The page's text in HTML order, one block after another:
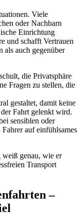
Viele
oder Nachbarn
Einrichtung
und schafft Vertrauen
als auch gegenüber
die Privatsphäre
Fragen zu stellen, die
gestaltet, damit keine
Fahrt gelenkt wird.
sensiblen oder
auf einfühlsames
genau, wie er
Transport
–